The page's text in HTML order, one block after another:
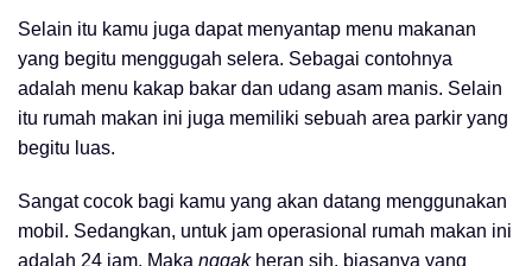
Selain itu kamu juga dapat menyantap menu makanan
yang begitu menggugah selera. Sebagai contohnya
adalah menu kakap bakar dan udang asam manis. Selain
itu rumah makan ini juga memiliki sebuah area parkir yang
begitu luas.
Sangat cocok bagi kamu yang akan datang menggunakan
mobil. Sedangkan, untuk jam operasional rumah makan ini
adalah 24 jam. Maka nggakheran sih, biasanya yang